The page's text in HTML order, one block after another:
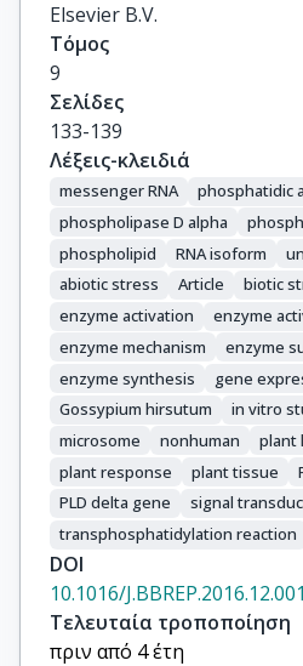
Elsevier B.V.
Τόμος
9
Σελίδες
133-139
Λέξεις-κλειδιά
messenger RNA phosphatidic
phospholipase D alpha
phospholipid
RNA isoform
abiotic stress
Article biotic
enzyme activation
enzyme
enzyme mechanism
enzyme
enzyme synthesis
gene
Gossypium hirsutum
in vitro
microsome
nonhuman plant
plant response
plant tissue
PLD delta gene
signal
transphosphatidylation reaction
DOI
10.1016/J.BBREP.2016.12.001
Τελευταία τροποποίηση
πριν από 4 έτη